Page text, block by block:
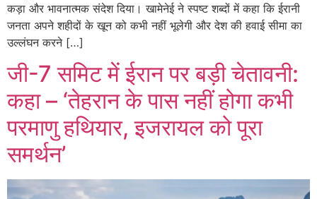
कड़ा और भावनात्मक संदेश दिया। खामेनेई ने स्पष्ट शब्दों में कहा कि ईरानी
जनता अपने शहीदों के खून को कभी नहीं भूलेगी और देश की हवाई सीमा का
उल्लंघन करने […]
जी-7 समिट में ईरान पर बड़ी चेतावनी:
कहा – ‘तेहरान के पास नहीं होगा कभी
परमाणु हथियार, इजरायल को पूरा
समर्थन’